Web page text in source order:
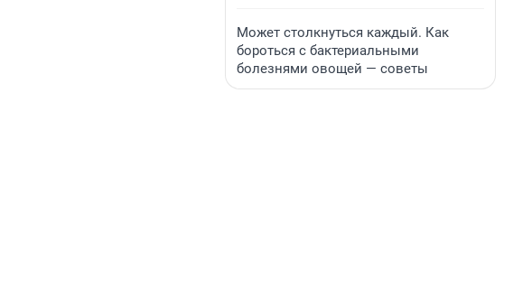
Может столкнуться каждый. Как
бороться с бактериальными
болезнями овощей — советы